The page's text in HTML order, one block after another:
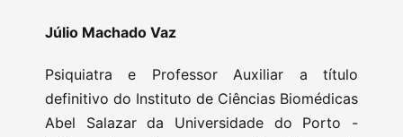
Júlio Machado Vaz
Psiquiatra e Professor Auxiliar a título
definitivo do Instituto de Ciências Biomédicas
Abel Salazar da Universidade do Porto -